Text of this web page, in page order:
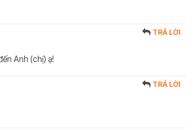
TRẢ LỜI
Anh (chị) ạ!
TRẢ LỜI